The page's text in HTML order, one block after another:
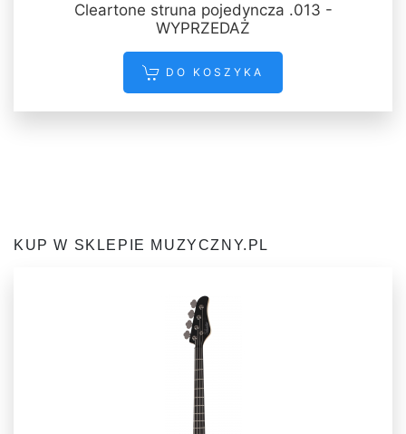
Cleartone struna pojedyncza .013 -
WYPRZEDAŻ
DO KOSZYKA
KUP W SKLEPIE MUZYCZNY.PL